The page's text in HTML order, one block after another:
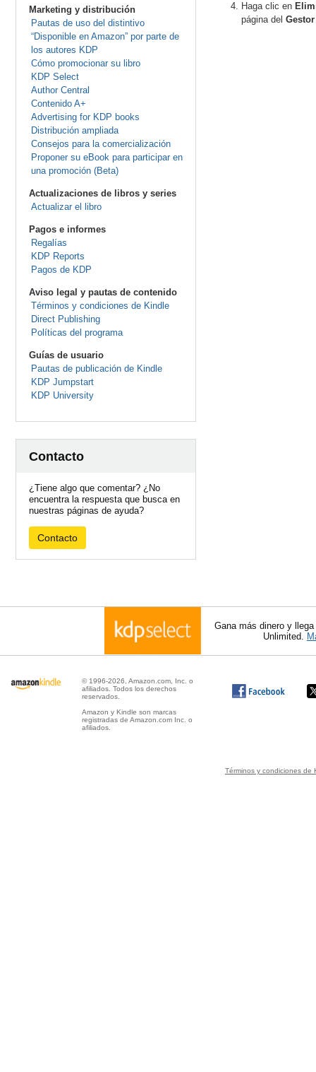
Marketing y distribución
Pautas de uso del distintivo
“Disponible en Amazon” por parte de
los autores KDP
Cómo promocionar su libro
KDP Select
Author Central
Contenido A+
Advertising for KDP books
Distribución ampliada
Consejos para la comercialización
Proponer su eBook para participar en
una promoción (Beta)
Actualizaciones de libros y series
Actualizar el libro
Pagos e informes
Regalías
KDP Reports
Pagos de KDP
Aviso legal y pautas de contenido
Términos y condiciones de Kindle
Direct Publishing
Políticas del programa
Guías de usuario
Pautas de publicación de Kindle
KDP Jumpstart
KDP University
Contacto
¿Tiene algo que comentar? ¿No
encuentra la respuesta que busca en
nuestras páginas de ayuda?
Contacto
Haga clic en
página del
Gana más dinero y
Unlimited.
© 1996-2026, Amazon.com, Inc. o
afiliados. Todos los derechos
reservados.
Amazon y Kindle son marcas
registradas de Amazon.com Inc. o
afiliados.
Términos y condiciones de